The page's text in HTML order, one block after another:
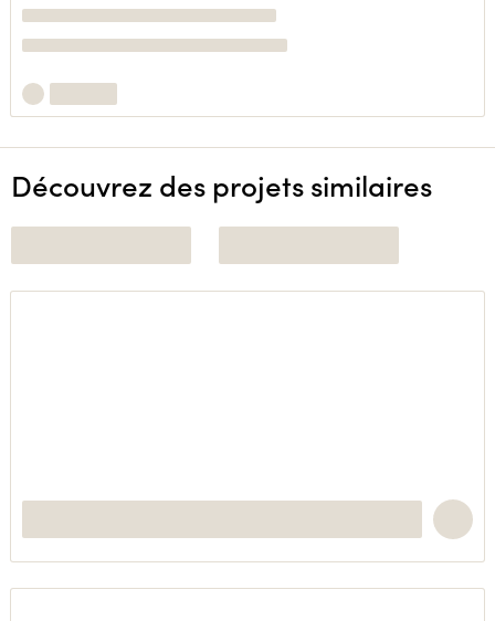
Découvrez des projets similaires